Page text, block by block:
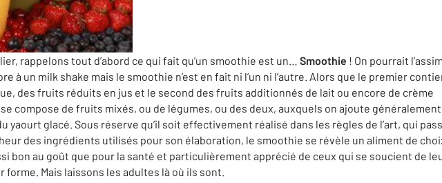
rappelons tout d’abord ce qui fait qu’un smoothie est un… Smoothie ! On pourrait
à un milk shake mais le smoothie n’est en fait ni l’un ni l’autre. Alors que le premier
des fruits réduits en jus et le second des fruits additionnés de lait ou encore de crème
compose de fruits mixés, ou de légumes, ou des deux, auxquels on ajoute généralement
yaourt glacé. Sous réserve qu’il soit effectivement réalisé dans les règles de l’art, qui
des ingrédients utilisés pour son élaboration, le smoothie se révèle un aliment de
bon au goût que pour la santé et particulièrement apprécié de ceux qui se soucient de
forme. Mais laissons les adultes là où ils sont.